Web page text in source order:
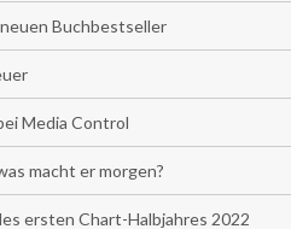
Buchbestseller
Media Control
macht er morgen?
ersten Chart-Halbjahres 2022